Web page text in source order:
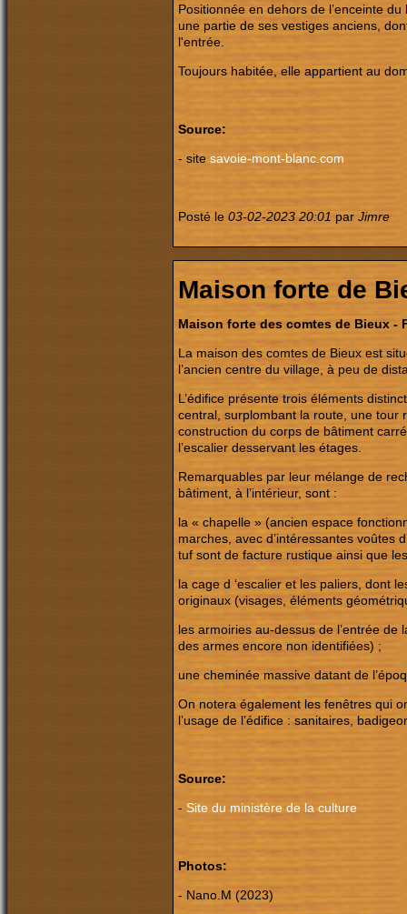
Positionnée en dehors de l’enceinte
une partie de ses vestiges anciens,
l'entrée.
Toujours habitée, elle appartient au
Source:
- site savoie-mont-blanc.com
Posté le 03-02-2023 20:01 par Jimre
Maison forte de
Maison forte des comtes de Bieux -
La maison des comtes de Bieux est
l’ancien centre du village, à peu de
L’édifice présente trois éléments
central, surplombant la route, une tour
construction du corps de bâtiment
l’escalier desservant les étages.
Remarquables par leur mélange de
bâtiment, à l’intérieur, sont :
la « chapelle » (ancien espace
marches, avec d’intéressantes voûtes
tuf sont de facture rustique ainsi que
la cage d ‘escalier et les paliers, dont
originaux (visages, éléments
les armoiries au-dessus de l’entrée
des armes encore non identifiées) ;
une cheminée massive datant de
On notera également les fenêtres qui
l’usage de l’édifice : sanitaires,
Source:
- Site du ministère de la culture
Photos:
- Nano.M (2023)